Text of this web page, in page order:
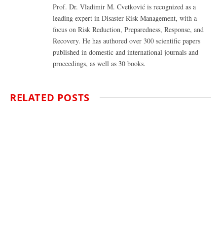
Prof. Dr. Vladimir M. Cvetković is recognized as a
leading expert in Disaster Risk Management, with a
focus on Risk Reduction, Preparedness, Response, and
Recovery. He has authored over 300 scientific papers
published in domestic and international journals and
proceedings, as well as 30 books.
RELATED POSTS